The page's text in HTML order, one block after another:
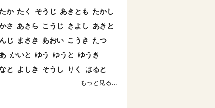
か たく そうじ あきとも たかし
さ あきら こうじ きよし あきと
じ
まさき あおい こうき たつ
かいと ゆう ゆうと ゆうき
と
よしき そうし りく はると
もっと見る...